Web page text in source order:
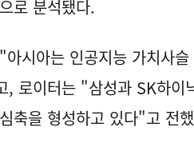
로 분석됐다.
아시아는 인공지능 가치사
, 로이터는 "삼성과 SK하이
축을 형성하고 있다"고 전